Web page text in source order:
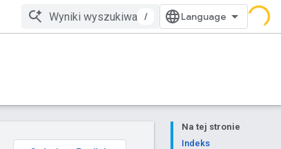
/
Na tej stronie
Indeks